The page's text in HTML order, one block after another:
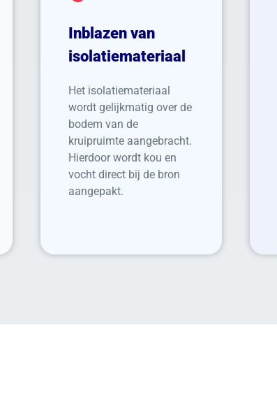
Inblazen van
isolatiemateriaal
Het isolatiemateriaal
wordt gelijkmatig over de
bodem van de
kruipruimte aangebracht.
Hierdoor wordt kou en
vocht direct bij de bron
aangepakt.